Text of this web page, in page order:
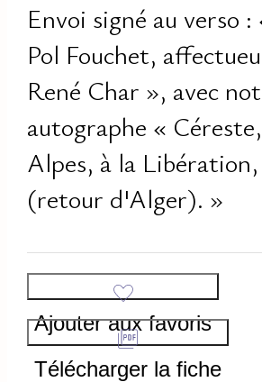
Envoi signé au verso
Pol Fouchet,
René Char », avec
autographe «
Alpes, à la
(retour d'Alger). »
Ajouter aux favoris
Télécharger la fiche